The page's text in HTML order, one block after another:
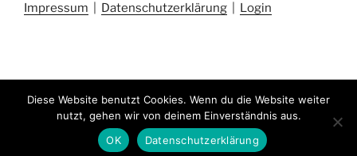
Impressum Datenschutzerklärung Login
Insta
Diese Website benutzt Cookies. Wenn du die Website weiter
nutzt, gehen wir von deinem Einverständnis aus.
OK
Datenschutzerklärung